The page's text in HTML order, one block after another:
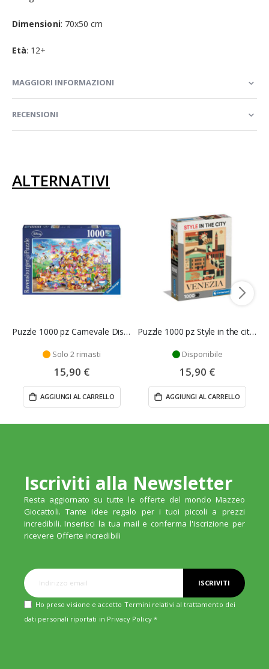
Dimensioni: 70x50 cm
Età: 12+
MAGGIORI INFORMAZIONI
RECENSIONI
ALTERNATIVI
Puzzle 1000 pz Carnevale Disney - Ravensburger
Solo 2 rimasti
15,90 €
AGGIUNGI AL CARRELLO
Puzzle 1000 pz Style in the city Venezia - Clementoni
Disponibile
15,90 €
AGGIUNGI AL CARRELLO
Iscriviti alla Newsletter
Resta aggiornato su tutte le offerte del mondo Mazzeo
Giocattoli. Tante idee regalo per i tuoi piccoli a prezzi
incredibili. Inserisci la tua mail e conferma l'iscrizione per
ricevere Offerte incredibili
ISCRIVITI
Ho preso visione e accetto Termini relativi al trattamento dei
dati personali riportati in Privacy Policy*